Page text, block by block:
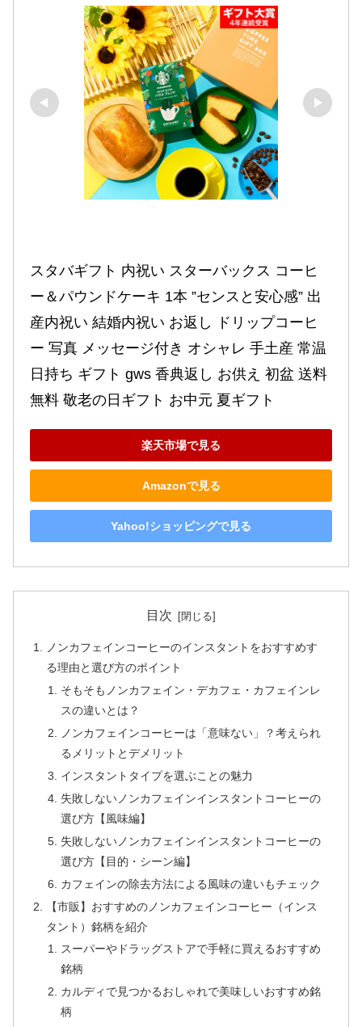
スタバギフト 内祝い スターバックス コーヒ
ー＆パウンドケーキ 1本 ”センスと安心感” 出
産内祝い 結婚内祝い お返し ドリップコーヒ
ー 写真 メッセージ付き オシャレ 手土産 常温
日持ち ギフト gws 香典返し お供え 初盆 送料
無料 敬老の日ギフト お中元 夏ギフト
楽天市場で見る
Amazonで見る
Yahoo!ショッピングで見る
目次
ノンカフェインコーヒーのインスタントをおすすめす
る理由と選び方のポイント
そもそもノンカフェイン・デカフェ・カフェインレ
スの違いとは？
ノンカフェインコーヒーは「意味ない」？考えられ
るメリットとデメリット
インスタントタイプを選ぶことの魅力
失敗しないノンカフェインインスタントコーヒーの
選び方【風味編】
失敗しないノンカフェインインスタントコーヒーの
選び方【目的・シーン編】
カフェインの除去方法による風味の違いもチェック
【市販】おすすめのノンカフェインコーヒー（インス
タント）銘柄を紹介
スーパーやドラッグストアで手軽に買えるおすすめ
銘柄
カルディで見つかるおしゃれで美味しいおすすめ銘
柄